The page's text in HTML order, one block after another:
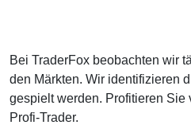
Bei TraderFox beobachten wir
den Märkten. Wir identifizieren
gespielt werden. Profitieren Sie
Profi-Trader.